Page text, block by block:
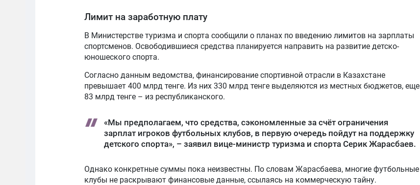
Лимит на заработную плату
В Министерстве туризма и спорта сообщили о планах по введению лимитов на зарплаты
спортсменов. Освободившиеся средства планируется направить на развитие детско-
юношеского спорта.
Согласно данным ведомства, финансирование спортивной отрасли в Казахстане
превышает 400 млрд тенге. Из них 330 млрд тенге выделяются из местных бюджетов, еще
83 млрд тенге – из республиканского.
«Мы предполагаем, что средства, сэкономленные за счёт ограничения
зарплат игроков футбольных клубов, в первую очередь пойдут на поддержку
детского спорта», – заявил вице-министр туризма и спорта Серик Жарасбаев.
Однако конкретные суммы пока неизвестны. По словам Жарасбаева, многие футбольные
клубы не раскрывают финансовые данные, ссылаясь на коммерческую тайну.